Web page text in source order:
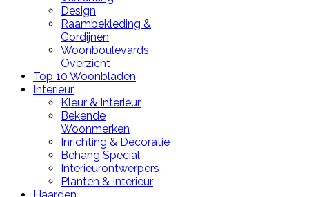
Design
Raambekleding &
Gordijnen
Woonboulevards
Overzicht
Top 10 Woonbladen
Interieur
Kleur & Interieur
Bekende
Woonmerken
Inrichting & Decoratie
Behang Special
Interieurontwerpers
Planten & Interieur